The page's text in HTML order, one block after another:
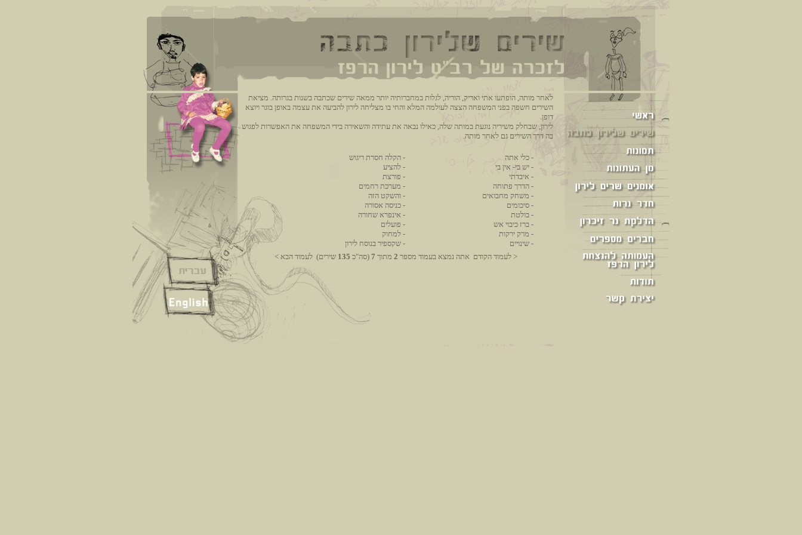
לאחר מותה, הופתעו אתי ואריק, הוריה, לגלות במחברותיה יותר ממאה שירים שכתבה בשנות בגרותה. מציאת
השירים חשפה בפני המשפחה הצצה לעולמה המלא והחי בו מצליחה לירון להביעה את עצמה באופן בוגר ויוצא
דופן.
לירון, שבחלק משיריה נוגעת במותה שלה, כאילו נבאה את עתידה והשאירה בידי המשפחה את האפשרות לפגוש
בה דרך השירים גם לאחר מותה.
- כלי אתה
- יש בי- אין בי
- איבדתי
- הדרך פתוחה
- משחק מחבואים
- סיכומים
- בולטת
- ברז כיבוי אש
- מרק ירקות
- שינויים
- הקלה חסרת ריגוש
- להציע
- פורצת
- מערכת רחמים
- והשקט הזה
- כניסה אסורה
- אינפרא שחורה
- פועלים
- למחוק
- שקספיר בנוסח לירון
< לעמוד הקודם אתה נמצא בעמוד מספר 2 מתוך 7 (סה"כ 135 שירים)לעמוד הבא >